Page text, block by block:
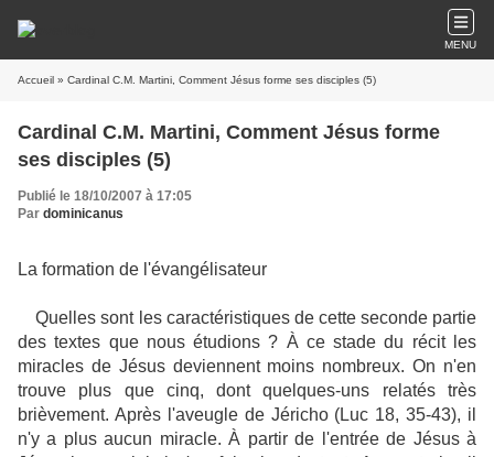
MENU
Accueil » Cardinal C.M. Martini, Comment Jésus forme ses disciples (5)
Cardinal C.M. Martini, Comment Jésus forme
ses disciples (5)
Publié le 18/10/2007 à 17:05
Par dominicanus
La formation de l'évangélisateur
Quelles sont les caractéristiques de cette seconde partie
des textes que nous étudions ? À ce stade du récit les
miracles de Jésus deviennent moins nombreux. On n'en
trouve plus que cinq, dont quelques-uns relatés très
brièvement. Après l'aveugle de Jéricho (Luc 18, 35-43), il
n'y a plus aucun miracle. À partir de l'entrée de Jésus à